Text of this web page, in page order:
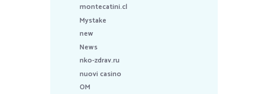
montecatini.cl
Mystake
new
News
nko-zdrav.ru
nuovi casino
OM